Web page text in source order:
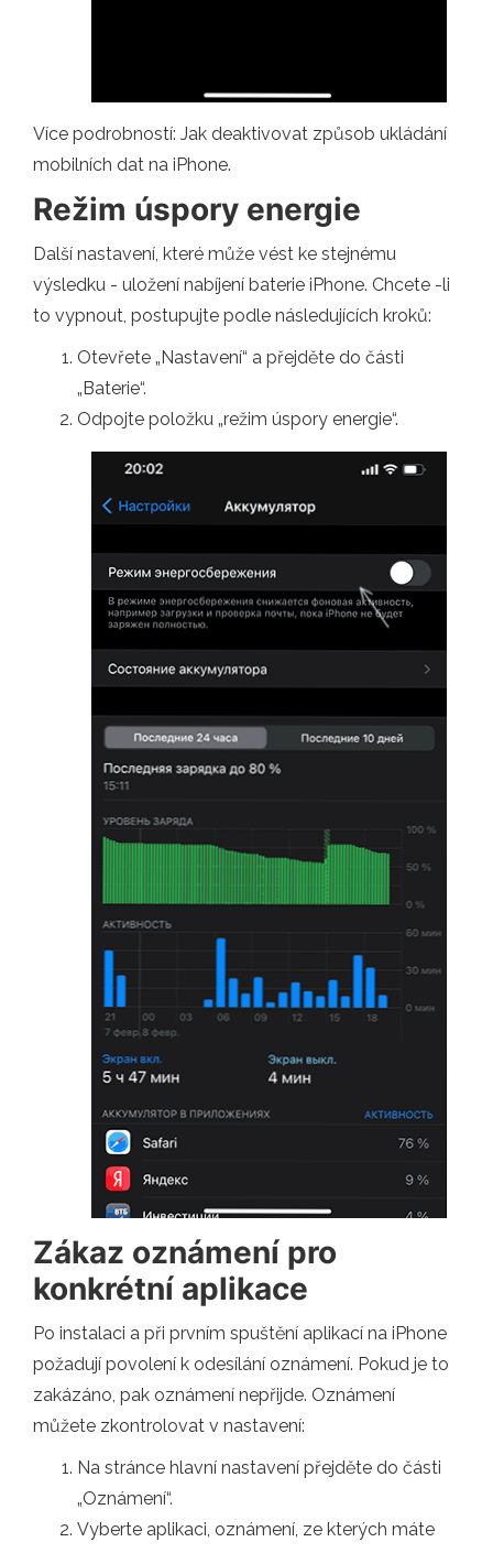
Více podrobností: Jak deaktivovat způsob ukládání
mobilních dat na iPhone.
Režim úspory energie
Další nastavení, které může vést ke stejnému
výsledku - uložení nabíjení baterie iPhone. Chcete -li
to vypnout, postupujte podle následujících kroků:
Otevřete „Nastavení“ a přejděte do části
„Baterie“.
Odpojte položku „režim úspory energie“.
Zákaz oznámení pro
konkrétní aplikace
Po instalaci a při prvním spuštění aplikací na iPhone
požadují povolení k odesílání oznámení. Pokud je to
zakázáno, pak oznámení nepřijde. Oznámení
můžete zkontrolovat v nastavení:
Na stránce hlavní nastavení přejděte do části
„Oznámení“.
Vyberte aplikaci, oznámení, ze kterých máte